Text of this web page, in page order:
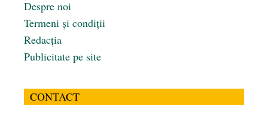
Despre noi
Termeni și condiții
Redacția
Publicitate pe site
CONTACT